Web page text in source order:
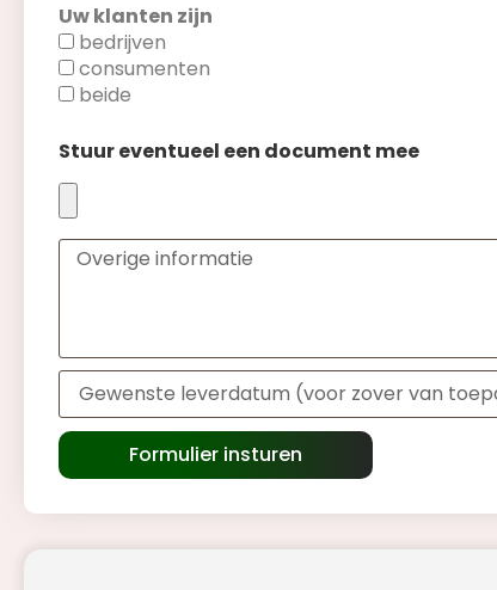
Uw klanten zijn
bedrijven
consumenten
beide
Stuur eventueel een document mee
Formulier insturen